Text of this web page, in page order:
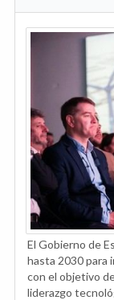
El Gobierno de
hasta 2030 para
con el objetivo
liderazgo